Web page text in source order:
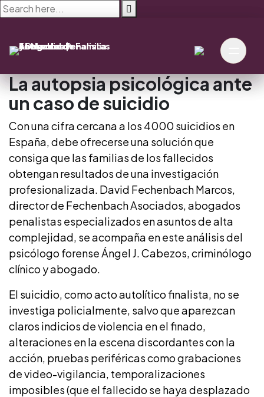
Skip
to
content
La autopsia psicológica ante
un caso de suicidio
La autopsia
Con una cifra cercana a los 4000 suicidios en
España, debe ofrecerse una solución que
consiga que las familias de los fallecidos
obtengan resultados de una investigación
profesionalizada. David Fechenbach Marcos,
director de Fechenbach Asociados, abogados
penalistas especializados en asuntos de alta
complejidad, se acompaña en este análisis del
psicólogo forense Ángel J. Cabezos, criminólogo
clínico y abogado.
El suicidio, como acto autolítico finalista, no se
investiga policialmente, salvo que aparezcan
claros indicios de violencia en el finado,
alteraciones en la escena discordantes con la
acción, pruebas periféricas como grabaciones
de video-vigilancia, temporalizaciones
imposibles (que el fallecido se haya desplazado